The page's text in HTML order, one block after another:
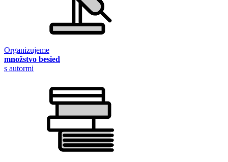
Organizujeme
množstvo besied
s autormi